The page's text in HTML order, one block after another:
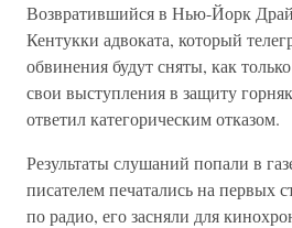
Возвратившийся в Нью-Йорк
Кентукки адвоката, который
обвинения будут сняты, как
свои выступления в защиту
ответил категорическим отказом.
Результаты слушаний попали в
писателем печатались на первых
по радио, его засняли для